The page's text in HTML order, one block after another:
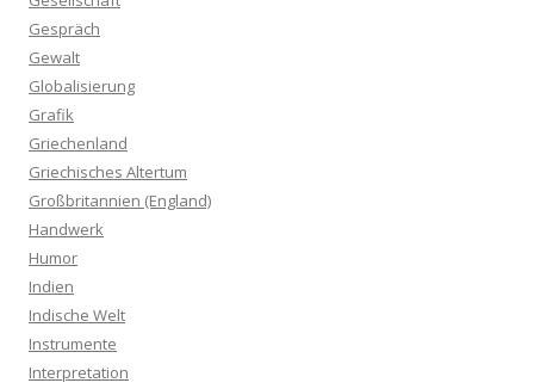
Gespräch
Gewalt
Globalisierung
Grafik
Griechenland
Griechisches Altertum
Großbritannien (England)
Handwerk
Humor
Indien
Indische Welt
Instrumente
Interpretation